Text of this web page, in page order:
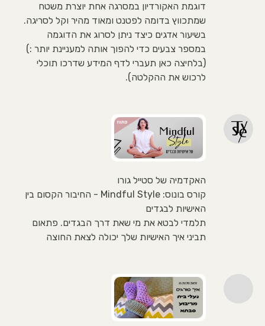
דוגמת האקורדיון במסרגה אחת יוצרת משטח
שמתכווץ בדומה לפטנט ומאוד מהיר וקל לסריגה.
בשיעור אדגים כיצד ניתן לסרוג את הדוגמה
במספר צבעים כדי להפוך אותה למעניינת יותר :)
(בלחיצה כאן תעברי לדף המידע שדרכו תוכלי
לרכוש את ההקלטה).
האקדמיה של סטייל גורו
קורס בונוס: Mindful Style - החיבור הקסום בין
האישיות לבגדים
תלמדי לבטא את מי שאת דרך הבגדים. פתאום
תביני איך האישיות שלך יכולה לצאת החוצה